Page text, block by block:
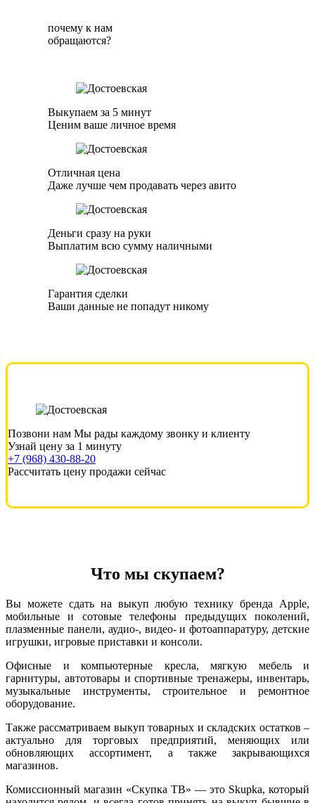
почему к нам
обращаются?
Выкупаем за 5 минут
Ценим ваше личное время
Отличная цена
Даже лучше чем продавать через авито
Деньги сразу на руки
Выплатим всю сумму наличными
Гарантия сделки
Ваши данные не попадут никому
Позвони нам Мы рады каждому звонку и клиенту
Узнай цену за 1 минуту
+7 (968) 430-88-20
Рассчитать цену продажи сейчас
Что мы скупаем?
Вы можете сдать на выкуп любую технику бренда Apple,
мобильные и сотовые телефоны предыдущих поколений,
плазменные панели, аудио-, видео- и фотоаппаратуру, детские
игрушки, игровые приставки и консоли.
Офисные и компьютерные кресла, мягкую мебель и
гарнитуры, автотовары и спортивные тренажеры, инвентарь,
музыкальные инструменты, строительное и ремонтное
оборудование.
Также рассматриваем выкуп товарных и складских остатков –
актуально для торговых предприятий, меняющих или
обновляющих ассортимент, а также закрывающихся
магазинов.
Комиссионный магазин «Скупка ТВ» — это Skupka, который